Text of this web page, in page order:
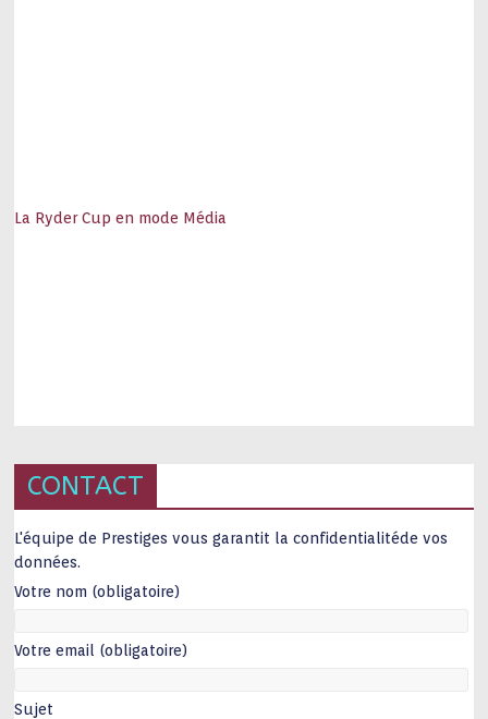
La Ryder Cup en mode Média
CONTACT
L'équipe de Prestiges vous garantit la confidentialitéde vos
données.
Votre nom (obligatoire)
Votre email (obligatoire)
Sujet